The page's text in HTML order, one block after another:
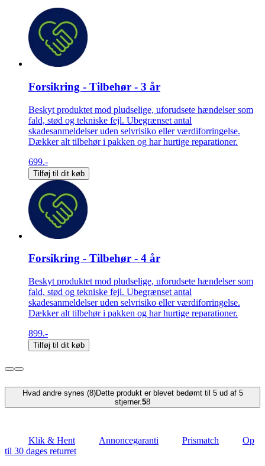
Forsikring - Tilbehør - 3 år
Beskyt produktet mod pludselige, uforudsete hændelser som
fald, stød og tekniske fejl. Ubegrænset antal
skadesanmeldelser uden selvrisiko eller værdiforringelse.
Dækker alt tilbehør i pakken og har hurtige reparationer.
699.-
Tilføj til dit køb
Forsikring - Tilbehør - 4 år
Beskyt produktet mod pludselige, uforudsete hændelser som
fald, stød og tekniske fejl. Ubegrænset antal
skadesanmeldelser uden selvrisiko eller værdiforringelse.
Dækker alt tilbehør i pakken og har hurtige reparationer.
899.-
Tilføj til dit køb
Hvad andre synes (8)Dette produkt er blevet bedømt til 5 ud af 5
stjerner.58
Klik & Hent Annoncegaranti Prismatch
Op
til 30 dages returret